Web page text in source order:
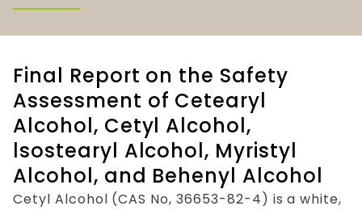
Final Report on the Safety
Assessment of Cetearyl
Alcohol, Cetyl Alcohol,
lsostearyl Alcohol, Myristyl
Alcohol, and Behenyl Alcohol
Cetyl Alcohol (CAS No, 36653-82-4) is a white,